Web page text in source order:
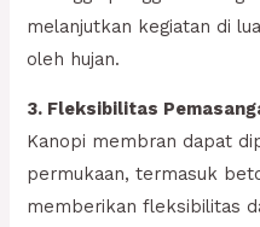
melanjutkan kegiatan di
oleh hujan.
3. Fleksibilitas
Kanopi membran dapat
permukaan, termasuk
memberikan fleksibilitas